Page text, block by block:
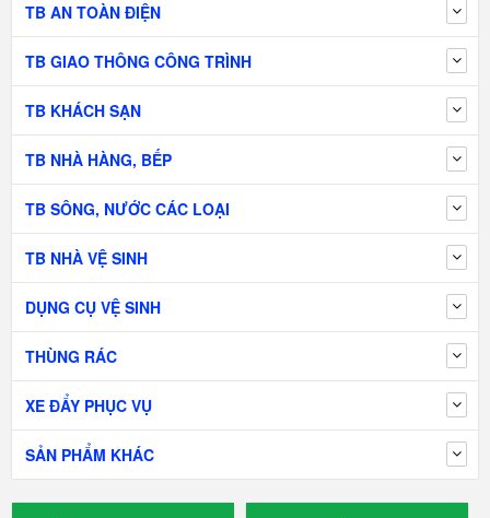
TB AN TOÀN ĐIỆN
TB GIAO THÔNG CÔNG TRÌNH
TB KHÁCH SẠN
TB NHÀ HÀNG, BẾP
TB SÔNG, NƯỚC CÁC LOẠI
TB NHÀ VỆ SINH
DỤNG CỤ VỆ SINH
THÙNG RÁC
XE ĐẨY PHỤC VỤ
SẢN PHẨM KHÁC